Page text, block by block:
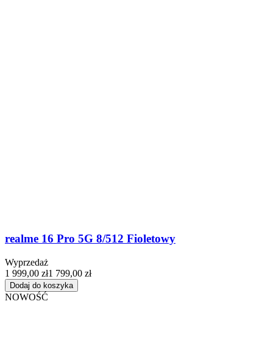
realme 16 Pro 5G 8/512 Fioletowy
Wyprzedaż
1 999,00 zł1 799,00 zł
Dodaj do koszyka
NOWOŚĆ